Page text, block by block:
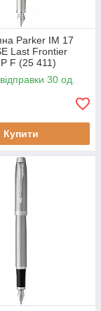
Parker IM 17
Last Frontier
F (25 411)
30 од.
Купити